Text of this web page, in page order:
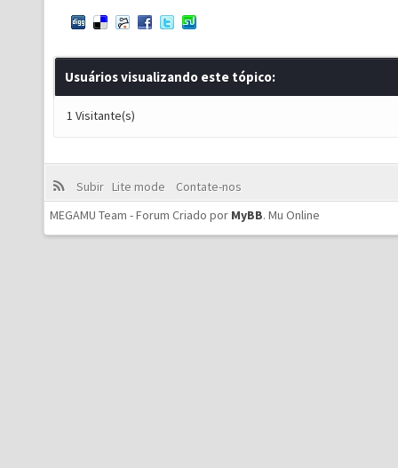
Usuários visualizando este tópico:
1 Visitante(s)
Subir Lite mode
Contate-nos
MEGAMU Team - Forum Criado por MyBB. Mu Online